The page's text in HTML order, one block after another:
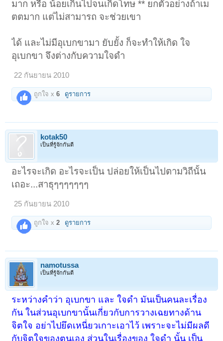
ทั้ง ๖ เช่น ตาเห็นรูป รู้ว่าเป็นรูปแล้วก็วางเฉยเสีย หูได้ยินเสียง รู้ว่าเป็นเสียง
อะไร แล้วก็วางเฉยเสีย
กรุณาแล้ว มุทิตาแล้ว แต่ไม่สามารถช่วยอะไรเขาได้ ก็ต้องวางใจเป็นกลาง
เสีย ปลงใจเสียว่า นั่นเป็นเพราะกรรมของเขา โดยเว้นเสียซึ่งอคติ ๔ ไม่
ลำเอียง เพราะรัก เพราะเกลียด เพราะกลัว หรือเพราะหลง
๓. โพชฌงคุเปกขา คือความเป็นกลางในธรรมทั้งหลายที่เกิดขึ้นพร้อมกัน ซึ่ง
อิงวิราคะ วิเวก อันเป็นธรรมที่สูงพอสมควร (วิราคะ หมายถึง ความ
ปราศจากราคะ, ความหน่าย, ความไม่ใยดี, พระนิพพาน ส่วนวิเวก หมายถึง
เงียบสงัดทำให้รู้สึกเปล่าเปลี่ยวใจ, เงียบสงัดทำให้รู้สึกวังเวงใจ)
๕. สังขารุเปกขาคือความเป็นกลางในการพิจารณา ไม่ยึดมั่น ถือมั่นในขันธ์
๕
๖. เวทนูเปกขา
ขมสุขเวทนา ไม่ใช่ทุกข์ ไม่ใช่สุข
๗. วิปัสสนูเปกขาคืออุเบกขาในวิปัสสนา โดยพิจารณาไตรลักษณ์ อนิจจัง
ทุกขัง อนัตตา
๘. ตัตตรมัชฌัตตุเปกขา
เป็นไปในจิต เช่นสุข หรือทุกข์ที่เกิดในจิต)
๙. ฌานุเปกขาคือการวางเฉยต่ออารมณ์ที่เกิดขึ้นในฌาน ไม่ตกไปฝ่าย
จากข้าศึกทั้งปวง คือ อุเบกขาในความบริสุทธิ์
เรื่องของการวางเฉยนี้ สมเด็จพระญาณสังวรสมเด็จพระสังฆราชฯ ทรงกล่าว
ไว้ว่าการวางเฉยด้วยปัญญาเป็นการวางเฉยอย่างถูกวิธี การฝึกหัดปฏิบัติตน
จึงจำเป็นและมีประโยชน์ต่อทุกคน เพื่อเป็นเครื่องมือสำหรับบรรเทา หรือ
แก้ไขปัญหาชีวิตได้ในระดับหนึ่ง จึงเป็นเรื่องที่ทุกคนควรจะได้ศึกษา และหัด
ปฏิบัติ
มาก หรือ น้อยเกินไปจนเกิดโทษ ** ยกตัวอย่างถ้าเม
ตตมาก แต่ไม่สามารถ จะช่วยเขา
ได้ และไม่มีอุเบกขามา ยับยั้ง ก็จะทำให้เกิด ใจ
อุเบกขา จึงต่างกับความใจดำ
22 กันยายน 2010
ถูกใจ x6 ดูรายการ
kotak50
เป็นที่รู้จักกันดี
อะไรจะเกิด อะไรจะเป็น ปล่อยให้เป็นไปตามวิถีนั้น
เถอะ...สาธุๆๆๆๆๆๆๆ
25 กันยายน 2010
ถูกใจ x2 ดูรายการ
namotussa
เป็นที่รู้จักกันดี
ระหว่างคำว่า อุเบกขา และ ใจดำ มันเป็นคนละเรื่อง
กัน ในส่วนอุเบกขานั้นเกี่ยวกับการวางเฉยทางด้าน
จิตใจ อย่าไปยึดเหนี่ยวเกาะเอาไว้ เพราะจะไม่มีผลดี
กับจิตใจของตนเอง ส่วนในเรื่องของ ใจดำ นั้น เป็น